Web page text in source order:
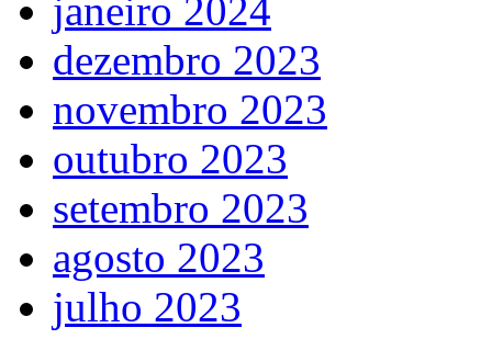
janeiro 2024
dezembro 2023
novembro 2023
outubro 2023
setembro 2023
agosto 2023
julho 2023